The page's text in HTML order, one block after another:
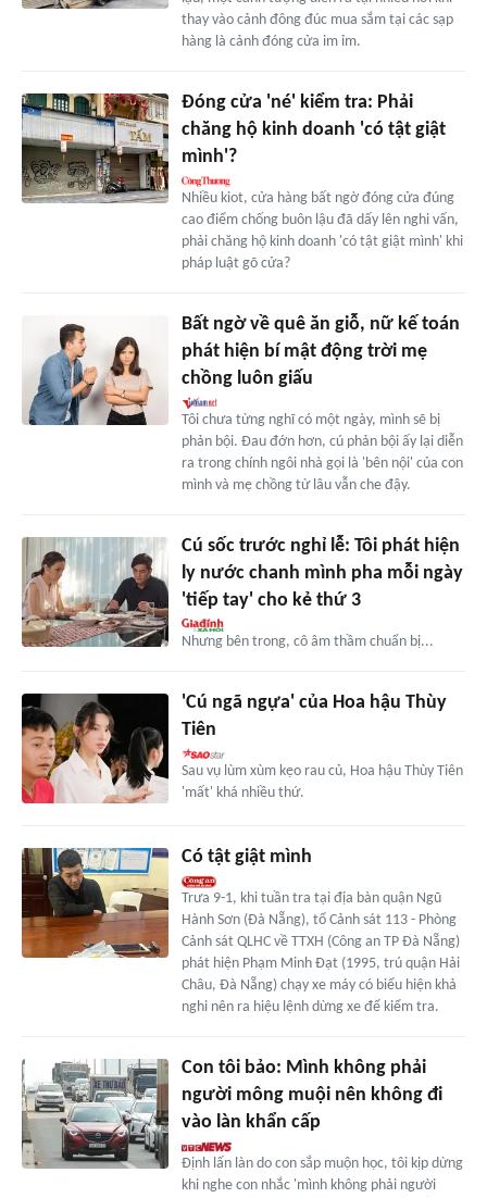
thay vào cảnh đông đúc mua sắm tại các sạp
hàng là cảnh đóng cửa im ỉm.
Đóng cửa 'né' kiểm tra: Phải
chăng hộ kinh doanh 'có tật giật
mình'?
Nhiều kiot, cửa hàng bất ngờ đóng cửa đúng
cao điểm chống buôn lậu đã dấy lên nghi vấn,
phải chăng hộ kinh doanh 'có tật giật mình' khi
pháp luật gõ cửa?
Bất ngờ về quê ăn giỗ, nữ kế toán
phát hiện bí mật động trời mẹ
chồng luôn giấu
Tôi chưa từng nghĩ có một ngày, mình sẽ bị
phản bội. Đau đớn hơn, cú phản bội ấy lại diễn
ra trong chính ngôi nhà gọi là 'bên nội' của con
mình và mẹ chồng từ lâu vẫn che đậy.
Cú sốc trước nghỉ lễ: Tôi phát hiện
ly nước chanh mình pha mỗi ngày
'tiếp tay' cho kẻ thứ 3
Nhưng bên trong, cô âm thầm chuẩn bị...
'Cú ngã ngựa' của Hoa hậu Thùy
Tiên
Sau vụ lùm xùm kẹo rau củ, Hoa hậu Thùy Tiên
'mất' khá nhiều thứ.
Có tật giật mình
Trưa 9-1, khi tuần tra tại địa bàn quận Ngũ
Hành Sơn (Đà Nẵng), tổ Cảnh sát 113 - Phòng
Cảnh sát QLHC về TTXH (Công an TP Đà Nẵng)
phát hiện Phạm Minh Đạt (1995, trú quận Hải
Châu, Đà Nẵng) chạy xe máy có biểu hiện khả
nghi nên ra hiệu lệnh dừng xe để kiểm tra.
Con tôi bảo: Mình không phải
người mông muội nên không đi
vào làn khẩn cấp
Định lấn làn do con sắp muộn học, tôi kịp dừng
khi nghe con nhắc 'mình không phải người